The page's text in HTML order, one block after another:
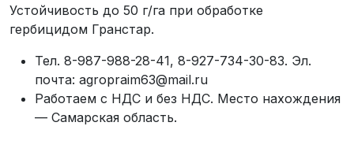
Устойчивость до 50 г/га при обработке
гербицидом Гранстар.
Тел. 8-987-988-28-41, 8-927-734-30-83. Эл.
почта: agropraim63@mail.ru
Работаем с НДС и без НДС. Место нахождения
— Самарская область.